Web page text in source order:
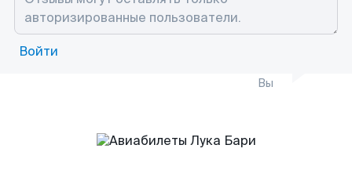
Войти
Вы